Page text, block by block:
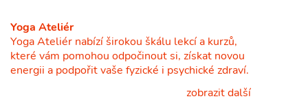
Yoga Ateliér
Yoga Ateliér nabízí širokou škálu lekcí a kurzů,
které vám pomohou odpočinout si, získat novou
energii a podpořit vaše fyzické i psychické zdraví.
zobrazit další